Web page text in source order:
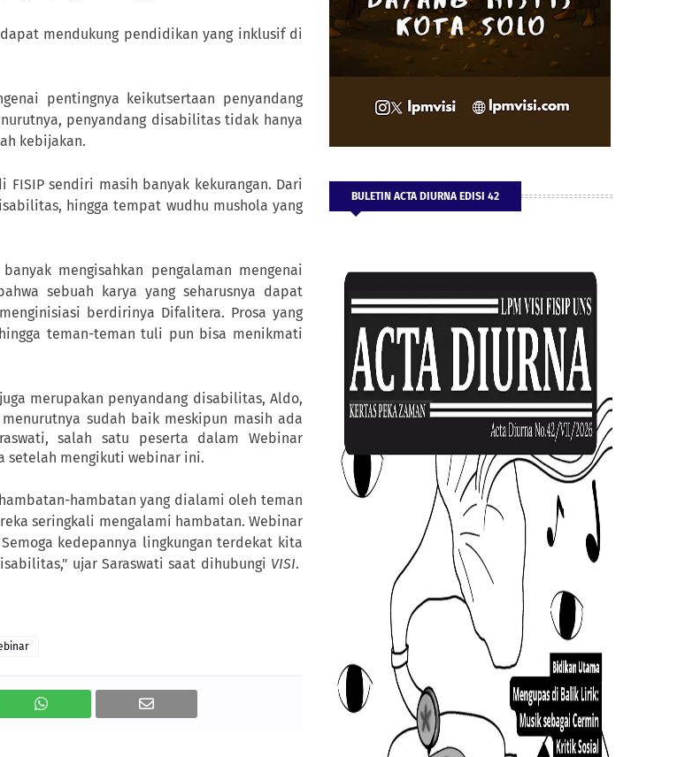
mendukung pendidikan yang inklusif di
pentingnya keikutsertaan penyandang
penyandang disabilitas tidak hanya
kebijakan.
sendiri masih banyak kekurangan. Dari
hingga tempat wudhu mushola yang
mengisahkan pengalaman mengenai
sebuah karya yang seharusnya dapat
berdirinya Difalitera. Prosa yang
teman-teman tuli pun bisa menikmati
merupakan penyandang disabilitas, Aldo,
sudah baik meskipun masih ada
salah satu peserta dalam Webinar
setelah mengikuti webinar ini.
hambatan yang dialami oleh teman
seringkali mengalami hambatan. Webinar
kedepannya lingkungan terdekat kita
ujar Saraswati saat dihubungi VISI.
BULETIN ACTA DIURNA EDISI 42